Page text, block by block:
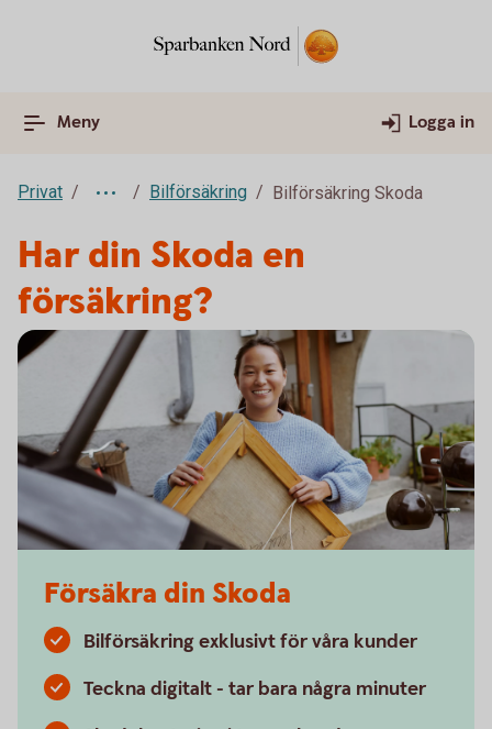
Meny Logga in
Privat Bilförsäkring Bilförsäkring Skoda
Har din Skoda en
försäkring?
Försäkra din Skoda
Bilförsäkring exklusivt för våra kunder
Teckna digitalt - tar bara några minuter